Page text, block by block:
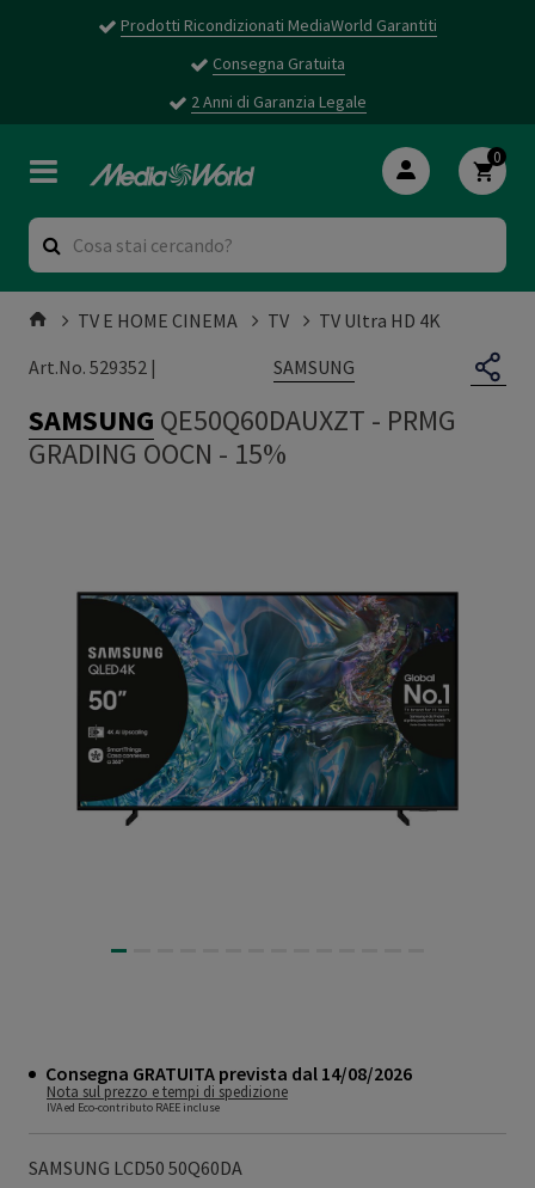
Prodotti Ricondizionati MediaWorld Garantiti
Consegna Gratuita
2 Anni di Garanzia Legale
0
TV E HOME CINEMA TV
TV Ultra HD 4K
Art.No. 529352 |
SAMSUNG
SAMSUNG QE50Q60DAUXZT - PRMG
GRADING OOCN - 15%
Consegna GRATUITA prevista dal 14/08/2026
Nota sul prezzo e tempi di spedizione
IVA ed Eco-contributo RAEE incluse
SAMSUNG LCD50 50Q60DA